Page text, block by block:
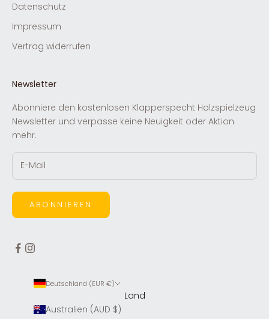
Datenschutz
Impressum
Vertrag widerrufen
Newsletter
Abonniere den kostenlosen Klapperspecht Holzspielzeug
Newsletter und verpasse keine Neuigkeit oder Aktion
mehr.
ABONNIEREN
Deutschland (EUR €)
Land
Australien (AUD $)